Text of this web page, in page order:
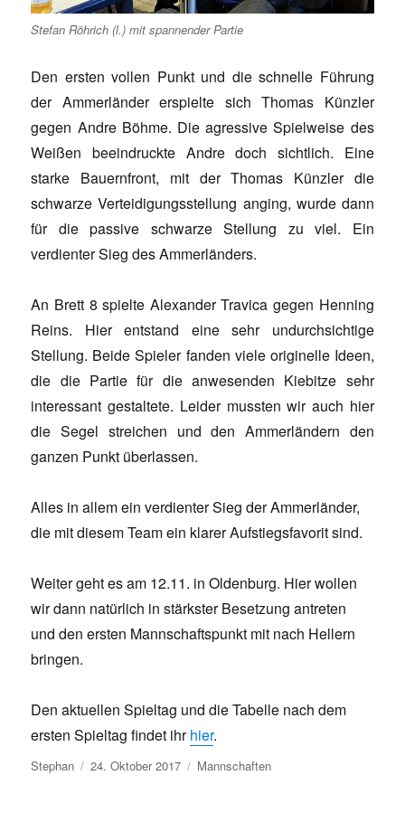
Stefan Röhrich (l.) mit spannender Partie
Den ersten vollen Punkt und die schnelle Führung
der Ammerländer erspielte sich Thomas Künzler
gegen Andre Böhme. Die agressive Spielweise des
Weißen beeindruckte Andre doch sichtlich. Eine
starke Bauernfront, mit der Thomas Künzler die
schwarze Verteidigungsstellung anging, wurde dann
für die passive schwarze Stellung zu viel. Ein
verdienter Sieg des Ammerländers.
An Brett 8 spielte Alexander Travica gegen Henning
Reins. Hier entstand eine sehr undurchsichtige
Stellung. Beide Spieler fanden viele originelle Ideen,
die die Partie für die anwesenden Kiebitze sehr
interessant gestaltete. Leider mussten wir auch hier
die Segel streichen und den Ammerländern den
ganzen Punkt überlassen.
Alles in allem ein verdienter Sieg der Ammerländer,
die mit diesem Team ein klarer Aufstiegsfavorit sind.
Weiter geht es am 12.11. in Oldenburg. Hier wollen
wir dann natürlich in stärkster Besetzung antreten
und den ersten Mannschaftspunkt mit nach Hellern
bringen.
Den aktuellen Spieltag und die Tabelle nach dem
ersten Spieltag findet ihrhier.
Autor
Stephan Veröffentlicht
24. Oktober 2017 Kategorien
Mannschaften